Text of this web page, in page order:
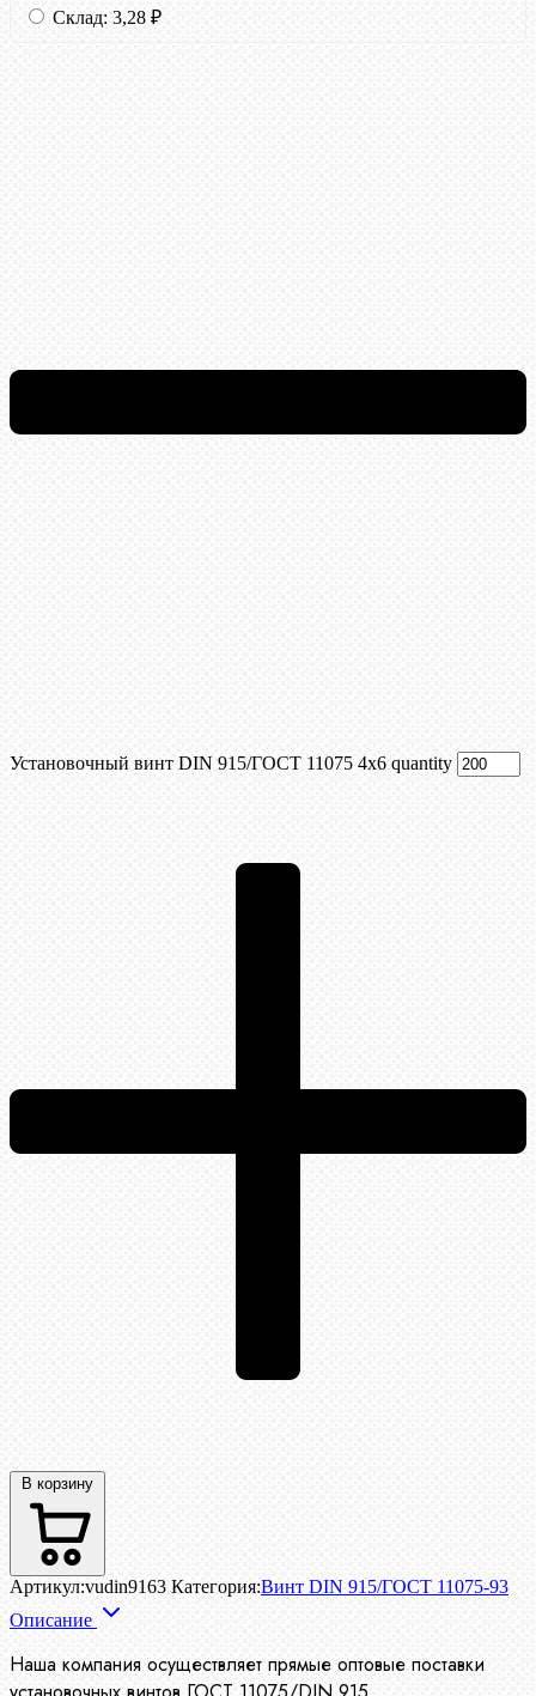
Склад: 3,28 ₽
Установочный винт DIN 915/ГОСТ 11075 4х6 quantity
В корзину
Артикул:vudin9163 Категория:Винт DIN 915/ГОСТ 11075-93
Описание
Наша компания осуществляет прямые оптовые поставки